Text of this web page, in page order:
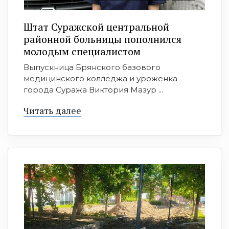
Штат Суражской центральной
районной больницы пополнился
молодым специалистом
Выпускница Брянского базового
медицинского колледжа и уроженка
города Суража Виктория Мазур ...
Читать далее